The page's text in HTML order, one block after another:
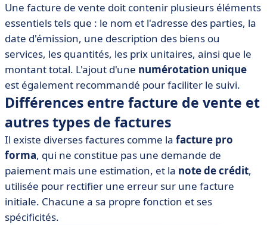
Une facture de vente doit contenir plusieurs éléments
essentiels tels que : le nom et l'adresse des parties, la
date d'émission, une description des biens ou
services, les quantités, les prix unitaires, ainsi que le
montant total. L'ajout d'une numérotation unique
est également recommandé pour faciliter le suivi.
Différences entre facture de vente et
autres types de factures
Il existe diverses factures comme la facture pro
forma, qui ne constitue pas une demande de
paiement mais une estimation, et la note de crédit,
utilisée pour rectifier une erreur sur une facture
initiale. Chacune a sa propre fonction et ses
spécificités.